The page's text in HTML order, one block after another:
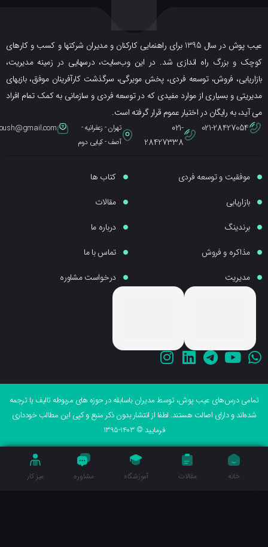
عیب پوش در سال 1395 برای راهنمایی کارکنان و مدیران شرکتها و کسب و کارهای
و بزرگ راه اندازی شد. در این وب‌سایت، درسهایی در زمینه مدیریت،
فروش، توسعه فردی، پخش مویرگی، سرگذشت کارآفرینان موفق، بازیهای
و بسیاری از موارد مفیدی که در توسعه فردی و سازمانی به کمک تمام افراد
به رایگان در اختیار عموم قرار گرفته است.
021-28427054
021-
28427338
تهران - زعفرانیه -
آصف - کیایی دوم
eybpoush@gmail.com
موفقیت و توسعه فردی
بازاریابی
برندینگ
مذاکره و فروش
مدیریت
کتاب ها
مقالات
درباره ما
تماس با ما
درخواست مشاوره
درس‌های عیب پوش، توسط مدیران باسابقه در حوزه های مربوطه تالیف یا ترجمه
و دارای اصالت هستند. لطفا از انتشار بدون ذکر منبع و کپی این مطالب خودداری
فرمایید © 1403-1395
مقالات آموزشگاه مشاوره